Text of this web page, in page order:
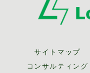
サイトマップ
コンサルティング